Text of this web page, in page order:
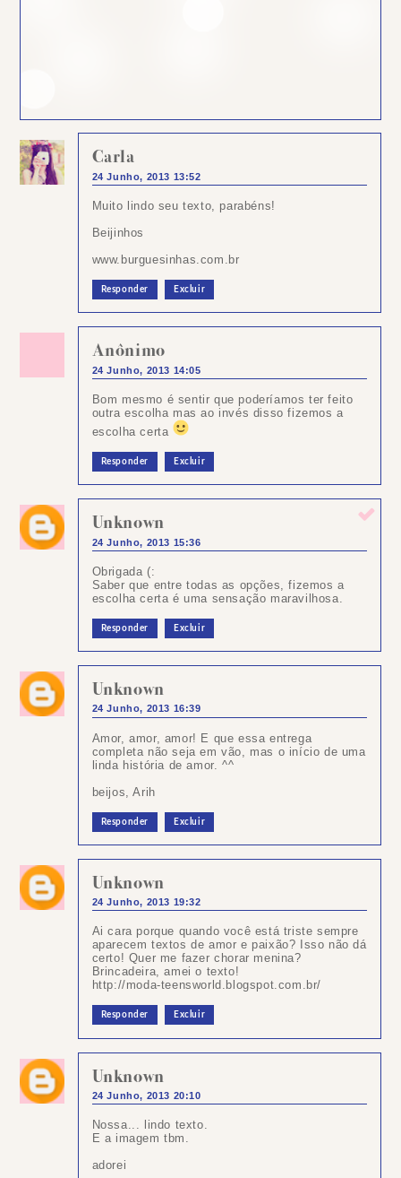
Carla
24 Junho, 2013 13:52
Muito lindo seu texto, parabéns!
Beijinhos
www.burguesinhas.com.br
Responder Excluir
Anônimo
24 Junho, 2013 14:05
Bom mesmo é sentir que poderíamos ter feito
outra escolha mas ao invés disso fizemos a
escolha certa
Responder Excluir
Unknown
24 Junho, 2013 15:36
Obrigada (:
Saber que entre todas as opções, fizemos a
escolha certa é uma sensação maravilhosa.
Responder Excluir
Unknown
24 Junho, 2013 16:39
Amor, amor, amor! E que essa entrega
completa não seja em vão, mas o início de uma
linda história de amor. ^^
beijos, Arih
Responder Excluir
Unknown
24 Junho, 2013 19:32
Ai cara porque quando você está triste sempre
aparecem textos de amor e paixão? Isso não dá
certo! Quer me fazer chorar menina?
Brincadeira, amei o texto!
http://moda-teensworld.blogspot.com.br/
Responder Excluir
Unknown
24 Junho, 2013 20:10
Nossa... lindo texto.
E a imagem tbm.
adorei